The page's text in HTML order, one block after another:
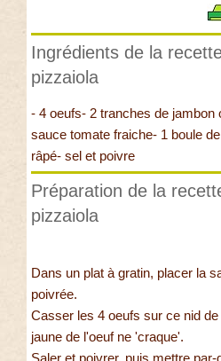
Ingrédients de la
pizzaiola
- 4 oeufs- 2 tranches de jambon
sauce tomate fraiche- 1 boule
râpé- sel et poivre
Préparation de la
pizzaiola
Dans un plat à gratin, placer la
poivrée.
Casser les 4 oeufs sur ce nid
jaune de l'oeuf ne 'craque'.
Saler et poivrer, puis mettre